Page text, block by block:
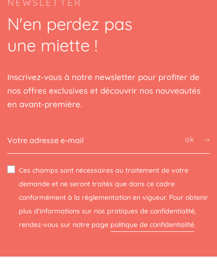
N'en perdez pas
une miette !
Inscrivez-vous à notre newsletter pour profiter de
nos offres exclusives et découvrir nos nouveautés
en avant-première.
ok
Ces champs sont nécessaires au traitement de votre
demande et ne seront traités que dans ce cadre
conformément à la réglementation en vigueur. Pour obtenir
plus d'informations sur nos pratiques de confidentialité,
rendez-vous sur notre page politique de confidentialité.